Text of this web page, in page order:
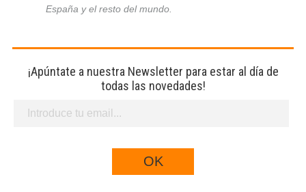
España y el resto del mundo.
¡Apúntate a nuestra Newsletter para estar al día de
todas las novedades!